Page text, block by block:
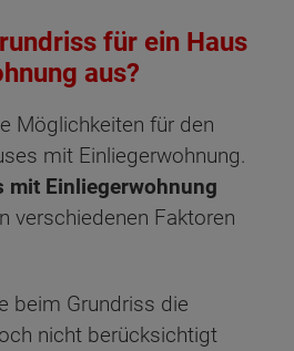
für ein Haus
aus?
Möglichkeiten für den
mit Einliegerwohnung.
mit Einliegerwohnung
verschiedenen Faktoren
beim Grundriss die
nicht berücksichtigt